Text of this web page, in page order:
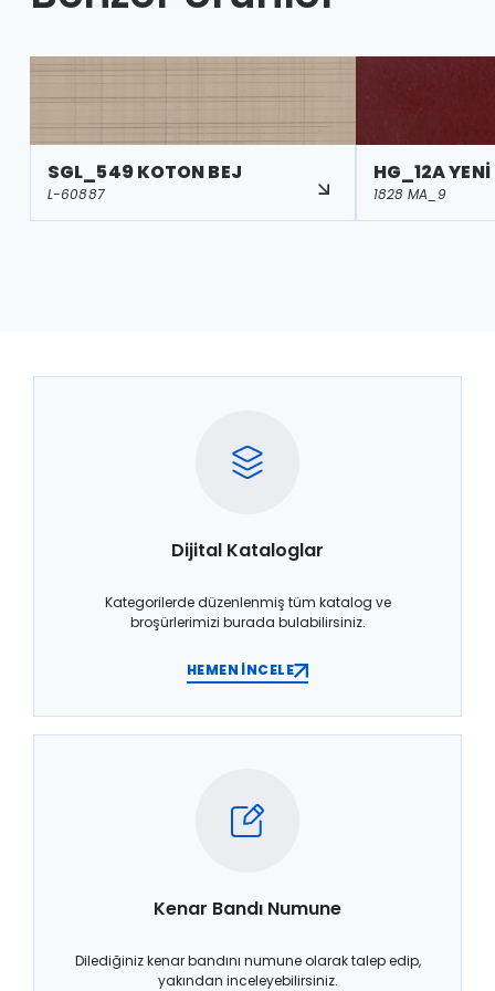
SGL_549 KOTON BEJ
L-60887
HG_12A
1828 MA_9
Dijital Kataloglar
Kategorilerde düzenlenmiş tüm katalog ve
broşürlerimizi burada bulabilirsiniz.
HEMEN İNCELE
Kenar Bandı Numune
Dilediğiniz kenar bandını numune olarak talep edip,
yakından inceleyebilirsiniz.